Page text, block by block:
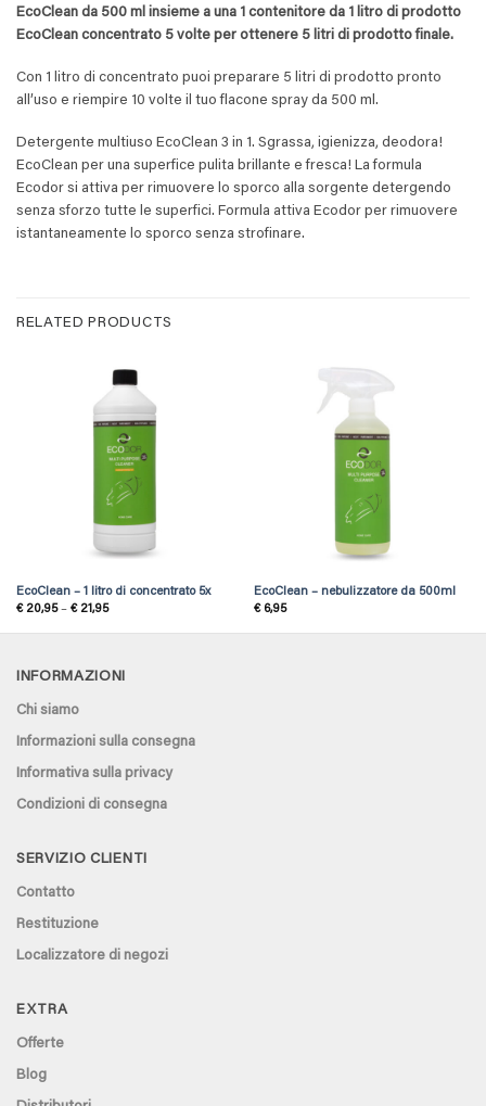
EcoClean da 500 ml insieme a una 1 contenitore da 1 litro di prodotto
EcoClean concentrato 5 volte per ottenere 5 litri di prodotto finale.
Con 1 litro di concentrato puoi preparare 5 litri di prodotto pronto
all’uso e riempire 10 volte il tuo flacone spray da 500 ml.
Detergente multiuso EcoClean 3 in 1. Sgrassa, igienizza, deodora!
EcoClean per una superfice pulita brillante e fresca! La formula
Ecodor si attiva per rimuovere lo sporco alla sorgente detergendo
senza sforzo tutte le superfici. Formula attiva Ecodor per rimuovere
istantaneamente lo sporco senza strofinare.
RELATED PRODUCTS
EcoClean – 1 litro di concentrato 5x
€20,95 – €21,95Price
€ 20,95
EcoClean – nebulizzatore da 500ml
€6,95
INFORMAZIONI
Chi siamo
Informazioni sulla consegna
Informativa sulla privacy
Condizioni di consegna
SERVIZIO CLIENTI
Contatto
Restituzione
Localizzatore di negozi
EXTRA
Offerte
Blog